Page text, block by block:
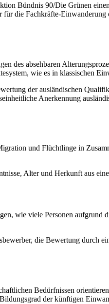
Bündnis 90/Die Grünen
die Fachkräfte-
absehbaren
wie es in klassischen
der ausländischen
Anerkennung
und Flüchtlinge in
Alter und Herkunft aus
wie viele Personen aufgrund
die Bewertung durch
Bedürfnissen
der künftigen